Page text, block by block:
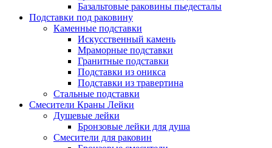
Базальтовые раковины пьедесталы
Подставки под раковину
Каменные подставки
Искусственный камень
Мраморные подставки
Гранитные подставки
Подставки из оникса
Подставки из травертина
Стальные подставки
Смесители Краны Лейки
Душевые лейки
Бронзовые лейки для душа
Смесители для раковин